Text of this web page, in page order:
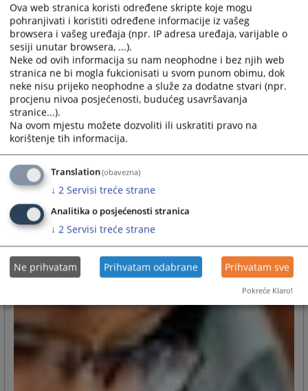
Ova web stranica koristi određene skripte koje mogu
pohranjivati i koristiti određene informacije iz vašeg
browsera i vašeg uređaja (npr. IP adresa uređaja, varijable o
sesiji unutar browsera, ...).
Neke od ovih informacija su nam neophodne i bez njih web
stranica ne bi mogla fukcionisati u svom punom obimu, dok
neke nisu prijeko neophodne a služe za dodatne stvari (npr.
procjenu nivoa posjećenosti, budućeg usavršavanja
stranice...).
Na ovom mjestu možete dozvoliti ili uskratiti pravo na
korištenje tih informacija.
Translation(obavezna)
↓ 2 Servisi treće strane
Analitika o posjećenosti stranica
↓ 2 Servisi treće strane
Ne prihvatam Prihvatam odabrane Prihvatam sve
Pokreće Klaro!